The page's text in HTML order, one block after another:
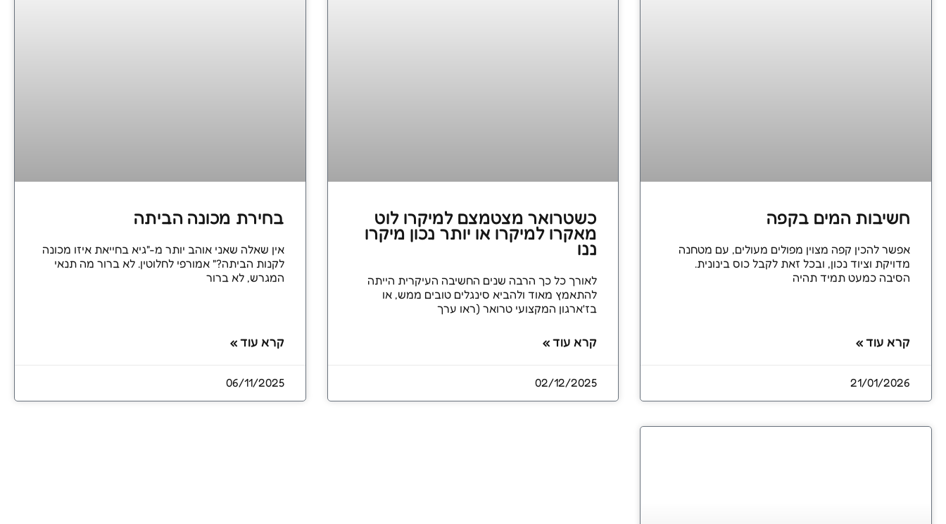
חשיבות המים בקפה
אפשר להכין קפה מצוין מפולים מעולים, עם מטחנה
מדויקת וציוד נכון, ובכל זאת לקבל כוס בינונית.
הסיבה כמעט תמיד תהיה
קרא עוד »
21/01/2026
כשטרואר מצטמצם למיקרו לוט
מאקרו למיקרו או יותר נכון מיקרו
ננו
לאורך כל כך הרבה שנים החשיבה העיקרית הייתה
להתאמץ מאוד ולהביא סינגלים טובים ממש, או
בז'ארגון המקצועי טרואר (ראו ערך
קרא עוד »
02/12/2025
בחירת מכונה הביתה
אין שאלה שאני אוהב יותר מ-"גיא בחייאת איזו מכונה
לקנות הביתה?" אמורפי לחלוטין. לא ברור מה תנאי
המגרש, לא ברור
קרא עוד »
06/11/2025